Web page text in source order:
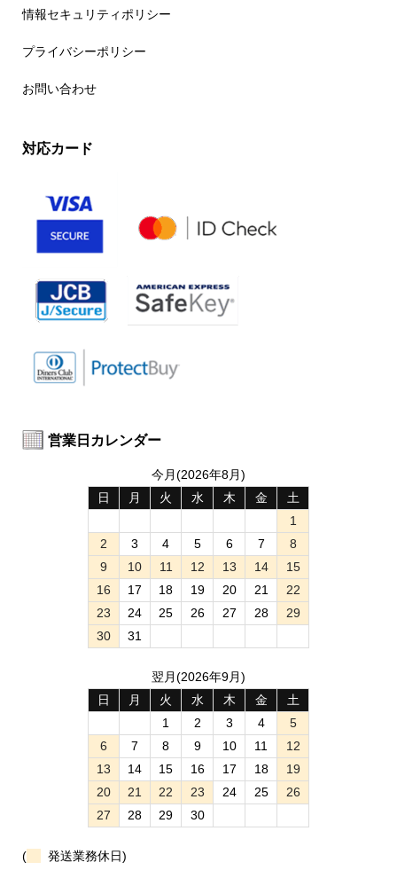
情報セキュリティポリシー
プライバシーポリシー
お問い合わせ
対応カード
営業日カレンダー
今月(2026年8月)
日
月 火 水 木 金
土
1
2
3 4 5 6 7
8
9
10 11 12 13 14
15
16
17 18 19 20 21
22
23
24 25 26 27 28
29
30
31
翌月(2026年9月)
日
月 火 水 木 金
土
1
2 3 4
5
6
7 8 9 10 11
12
13
14 15 16 17 18
19
20
21 22 23 24 25
26
27
28 29 30
( 発送業務休日)